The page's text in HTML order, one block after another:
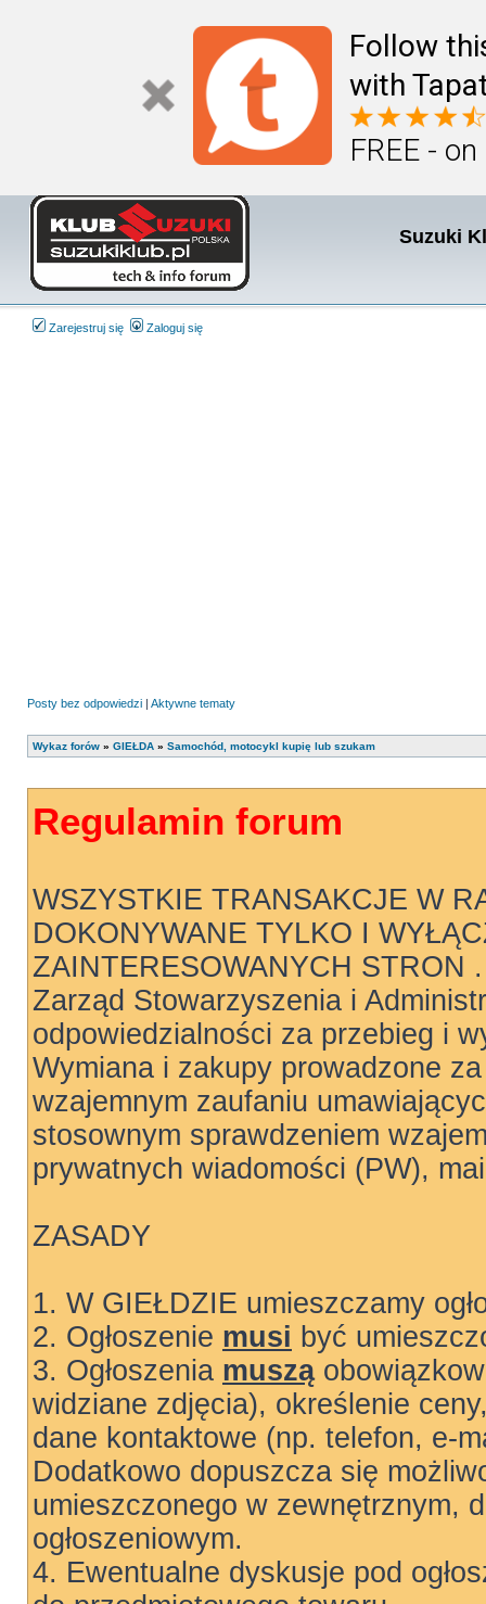
Follow
with
FREE -
Suzuki
Zarejestruj się Zaloguj się
Posty bez odpowiedzi | Aktywne tematy
Wykaz forów » GIEŁDA » Samochód, motocykl kupię lub szukam
Regulamin forum
WSZYSTKIE TRANSAKCJE W
DOKONYWANE TYLKO I
ZAINTERESOWANYCH STRON .
Zarząd Stowarzyszenia i
odpowiedzialności za przebieg i
Wymiana i zakupy prowadzone
wzajemnym zaufaniu
stosownym sprawdzeniem
prywatnych wiadomości (PW),
ZASADY
1. W GIEŁDZIE umieszczamy
2. Ogłoszenie musi być
3. Ogłoszenia muszą
widziane zdjęcia), określenie
dane kontaktowe (np. telefon, e-
Dodatkowo dopuszcza się
umieszczonego w zewnętrznym,
ogłoszeniowym.
4. Ewentualne dyskusje pod